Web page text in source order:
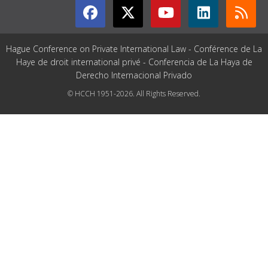
Hague Conference on Private International Law - Conférence de La
Haye de droit international privé - Conferencia de La Haya de
Derecho Internacional Privado
© HCCH 1951-2026. All Rights Reserved.